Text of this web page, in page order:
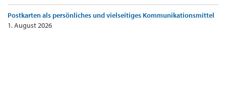
Postkarten als persönliches und vielseitiges Kommunikationsmittel
1. August 2026